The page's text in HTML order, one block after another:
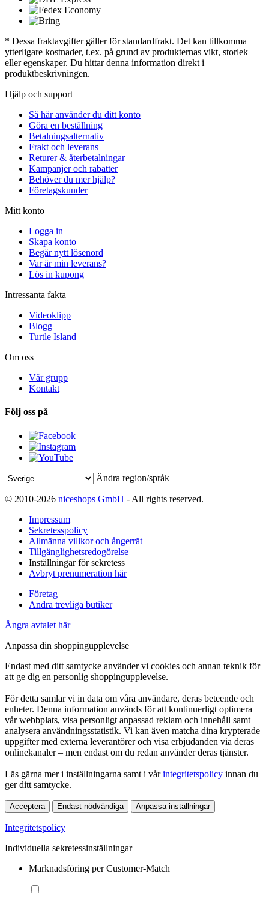
* Dessa fraktavgifter gäller för standardfrakt. Det kan tillkomma
ytterligare kostnader, t.ex. på grund av produkternas vikt, storlek
eller egenskaper. Du hittar denna information direkt i
produktbeskrivningen.
Hjälp och support
Så här använder du ditt konto
Göra en beställning
Betalningsalternativ
Frakt och leverans
Returer & återbetalningar
Kampanjer och rabatter
Behöver du mer hjälp?
Företagskunder
Mitt konto
Logga in
Skapa konto
Begär nytt lösenord
Var är min leverans?
Lös in kupong
Intressanta fakta
Videoklipp
Blogg
Turtle Island
Om oss
Vår grupp
Kontakt
Följ oss på
Ändra region/språk
© 2010-2026 niceshops GmbH - All rights reserved.
Impressum
Sekretesspolicy
Allmänna villkor och ångerrät
Tillgänglighetsredogörelse
Inställningar för sekretess
Avbryt prenumeration här
Företag
Andra trevliga butiker
Ångra avtalet här
Anpassa din shoppingupplevelse
Endast med ditt samtycke använder vi cookies och annan teknik för
att ge dig en personlig shoppingupplevelse.
För detta samlar vi in data om våra användare, deras beteende och
enheter. Denna information används för att kontinuerligt optimera
vår webbplats, visa personligt anpassad reklam och innehåll samt
analysera användningsstatistik. Vi kan även matcha dina krypterade
uppgifter med externa leverantörer och visa erbjudanden via deras
onlinekanaler – men endast om du redan använder deras tjänster.
Läs gärna mer i inställningarna samt i vårintegritetspolicy innan du
ger ditt samtycke.
Acceptera Endast nödvändiga Anpassa inställningar
Integritetspolicy
Individuella sekretessinställningar
Marknadsföring per Customer-Match